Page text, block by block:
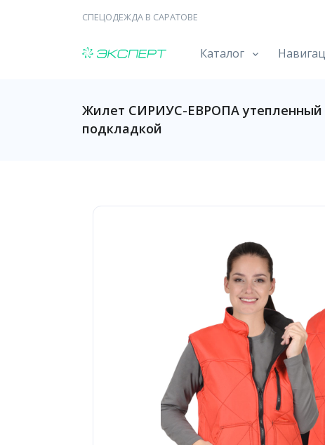
СПЕЦОДЕЖДА В САРАТОВЕ
Каталог
Жилет СИРИУС-ЕВРОПА утепленный
подкладкой